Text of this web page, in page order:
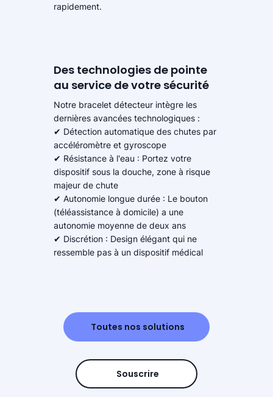
rapidement.
Des technologies de pointe
au service de votre sécurité
Notre bracelet détecteur intègre les
dernières avancées technologiques :
✔ Détection automatique des chutes par
accéléromètre et gyroscope
✔ Résistance à l'eau : Portez votre
dispositif sous la douche, zone à risque
majeur de chute
✔ Autonomie longue durée : Le bouton
(téléassistance à domicile) a une
autonomie moyenne de deux ans
✔ Discrétion : Design élégant qui ne
ressemble pas à un dispositif médical
Toutes nos solutions
Souscrire